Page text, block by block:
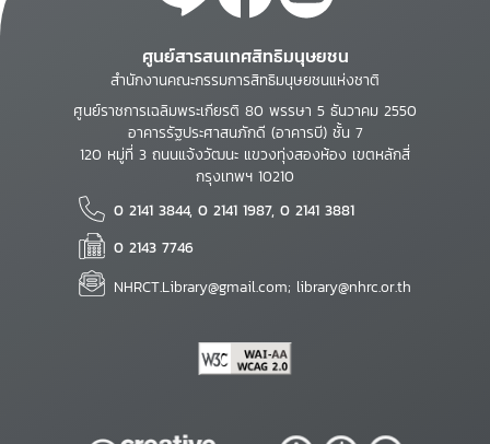
ศูนย์สารสนเทศสิทธิมนุษยชน
สำนักงานคณะกรรมการสิทธิมนุษยชนแห่งชาติ
ศูนย์ราชการเฉลิมพระเกียรติ 80 พรรษา 5 ธันวาคม 2550
อาคารรัฐประศาสนภักดี (อาคารบี) ชั้น 7
120 หมู่ที่ 3 ถนนแจ้งวัฒนะ แขวงทุ่งสองห้อง เขตหลักสี่
กรุงเทพฯ 10210
0 2141 3844, 0 2141 1987, 0 2141 3881
0 2143 7746
NHRCT.Library@gmail.com; library@nhrc.or.th